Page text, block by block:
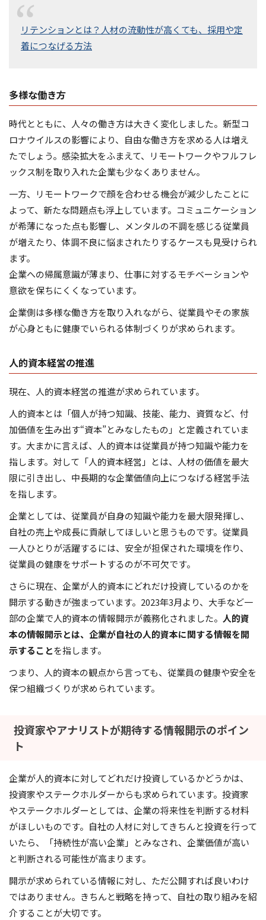
リテンションとは？人材の流動性が高くても、採用や定
着につなげる方法
多様な働き方
時代とともに、人々の働き方は大きく変化しました。新型コ
ロナウイルスの影響により、自由な働き方を求める人は増え
たでしょう。感染拡大をふまえて、リモートワークやフルフレ
ックス制を取り入れた企業も少なくありません。
一方、リモートワークで顔を合わせる機会が減少したことに
よって、新たな問題点も浮上しています。コミュニケーション
が希薄になった点も影響し、メンタルの不調を感じる従業員
が増えたり、体調不良に悩まされたりするケースも見受けられ
ます。
企業への帰属意識が薄まり、仕事に対するモチベーションや
意欲を保ちにくくなっています。
企業側は多様な働き方を取り入れながら、従業員やその家族
が心身ともに健康でいられる体制づくりが求められます。
人的資本経営の推進
現在、人的資本経営の推進が求められています。
人的資本とは「個人が持つ知識、技能、能力、資質など、付
加価値を生み出す“資本”とみなしたもの」と定義されていま
す。大まかに言えば、人的資本は従業員が持つ知識や能力を
指します。対して「人的資本経営」とは、人材の価値を最大
限に引き出し、中長期的な企業価値向上につなげる経営手法
を指します。
企業としては、従業員が自身の知識や能力を最大限発揮し、
自社の売上や成長に貢献してほしいと思うものです。従業員
一人ひとりが活躍するには、安全が担保された環境を作り、
従業員の健康をサポートするのが不可欠です。
さらに現在、企業が人的資本にどれだけ投資しているのかを
開示する動きが強まっています。2023年3月より、大手など一
部の企業で人的資本の情報開示が義務化されました。 人的資
本の情報開示とは、企業が自社の人的資本に関する情報を開
示することを指します。
つまり、人的資本の観点から言っても、従業員の健康や安全を
保つ組織づくりが求められています。
投資家やアナリストが期待する情報開示のポイン
ト
企業が人的資本に対してどれだけ投資しているかどうかは、
投資家やステークホルダーからも求められています。投資家
やステークホルダーとしては、企業の将来性を判断する材料
がほしいものです。自社の人材に対してきちんと投資を行って
いたら、「持続性が高い企業」とみなされ、企業価値が高い
と判断される可能性が高まります。
開示が求められている情報に対し、ただ公開すれば良いわけ
ではありません。きちんと戦略を持って、自社の取り組みを紹
介することが大切です。